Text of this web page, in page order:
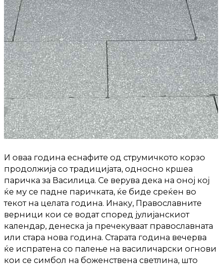
И оваа година еснафите од струмичкото корзо
продолжија со традицијата, односно кршеа
паричка за Василица. Се верува дека на оној кој
ќе му се падне паричката, ќе биде среќен во
текот на целата година. Инаку, Православните
верници кои се водат според јулијанскиот
календар, денеска ја пречекуваат православната
или стара нова година. Старата година вечерва
ќе испратена со палење на василичарски огнови
кои се симбол на боженствена светлина, што